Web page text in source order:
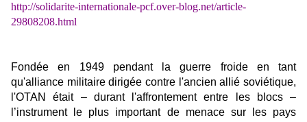
http://solidarite-internationale-pcf.over-blog.net/article-
29808208.html
Fondée en 1949 pendant la guerre froide en tant
qu'alliance militaire dirigée contre l'ancien allié soviétique,
l'OTAN était – durant l'affrontement entre les blocs –
l’instrument le plus important de menace sur les pays